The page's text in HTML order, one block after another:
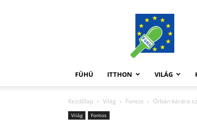
FüHü
FÜHÜ ITTHON VILÁG
Kezdőlap Világ Fontos Orbán kárára
Világ Fontos